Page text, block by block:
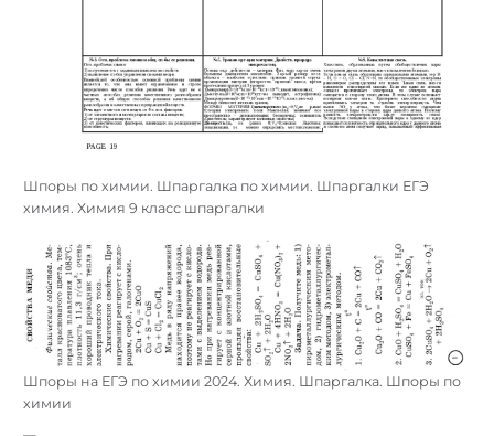
Шпоры по химии. Шпаргалка по химии. Шпаргалки ЕГЭ
химия. Химия 9 класс шпаргалки
Шпоры на ЕГЭ по химии 2024. Химия. Шпаргалка. Шпоры по
химии